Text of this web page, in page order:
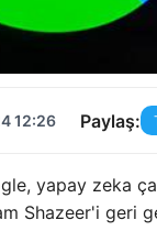
12:26 Paylaş:
yapay zeka
Shazeer'i geri